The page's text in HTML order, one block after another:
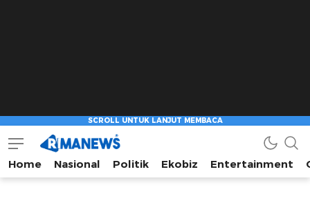
Home Nasional Politik Ekobiz Entertainment